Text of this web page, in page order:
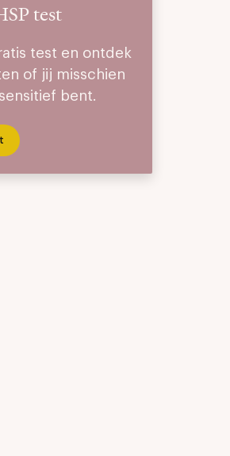
test
test en ontdek
of jij misschien
bent.